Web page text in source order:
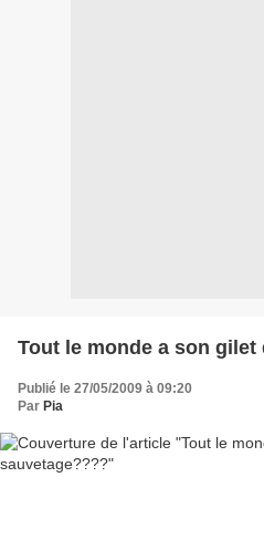
Tout le monde a son gilet
Publié le 27/05/2009 à 09:20
Par Pia